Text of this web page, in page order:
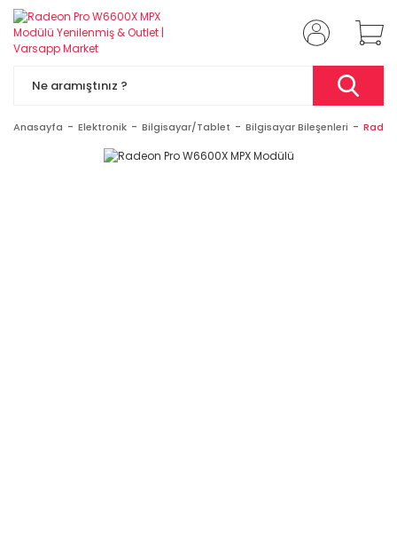
Anasayfa Elektronik Bilgisayar/Tablet Bilgisayar Bileşenleri